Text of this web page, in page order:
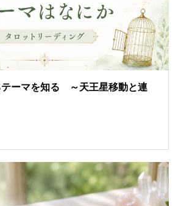
テーマを知る ～天王星移動と連